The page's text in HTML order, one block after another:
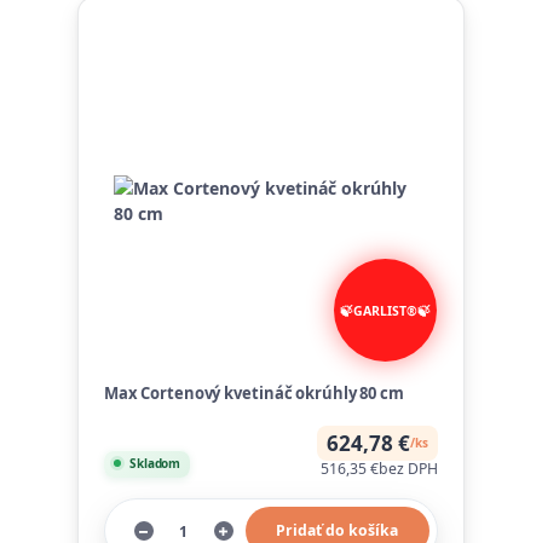
Max Cortenový kvetináč okrúhly 80 cm
624,78 €/ks
516,35 €bez DPH
Skladom
Pridať do košíka